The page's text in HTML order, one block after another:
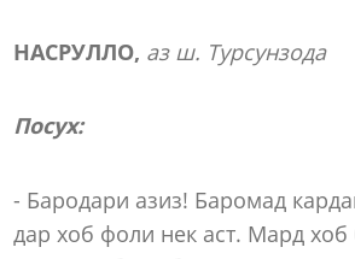
НАСРУЛЛО, аз ш. Турсунзода
Посух:
- Бародари азиз! Баромад
дар хоб фоли нек аст. Мард хоб